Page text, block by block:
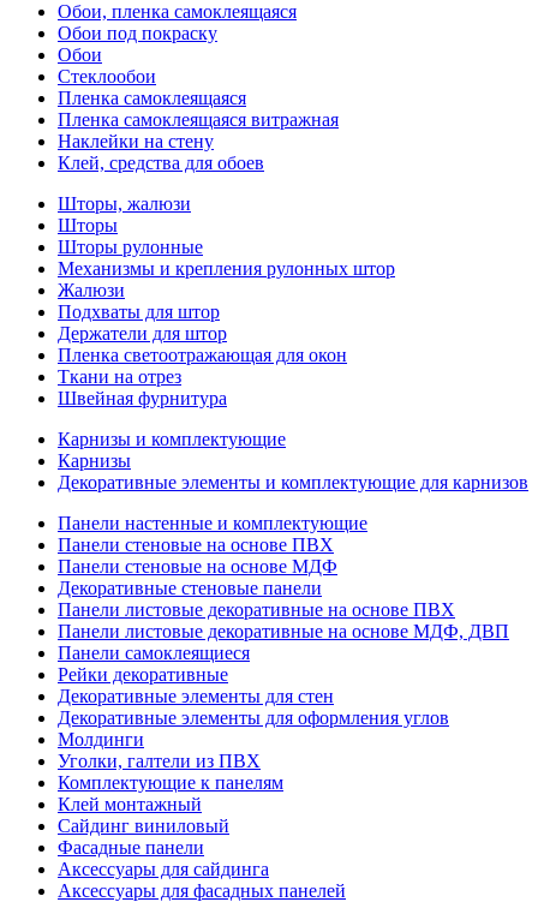
Обои, пленка самоклеящаяся
Обои под покраску
Обои
Стеклообои
Пленка самоклеящаяся
Пленка самоклеящаяся витражная
Наклейки на стену
Клей, средства для обоев
Шторы, жалюзи
Шторы
Шторы рулонные
Механизмы и крепления рулонных штор
Жалюзи
Подхваты для штор
Держатели для штор
Пленка светоотражающая для окон
Ткани на отрез
Швейная фурнитура
Карнизы и комплектующие
Карнизы
Декоративные элементы и комплектующие для карнизов
Панели настенные и комплектующие
Панели стеновые на основе ПВХ
Панели стеновые на основе МДФ
Декоративные стеновые панели
Панели листовые декоративные на основе ПВХ
Панели листовые декоративные на основе МДФ, ДВП
Панели самоклеящиеся
Рейки декоративные
Декоративные элементы для стен
Декоративные элементы для оформления углов
Молдинги
Уголки, галтели из ПВХ
Комплектующие к панелям
Клей монтажный
Сайдинг виниловый
Фасадные панели
Аксессуары для сайдинга
Аксессуары для фасадных панелей